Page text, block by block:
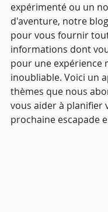
expérimenté ou un
d'aventure, notre
pour vous fournir
informations dont
pour une expérience
inoubliable. Voici un
thèmes que nous
vous aider à planifier
prochaine escapade